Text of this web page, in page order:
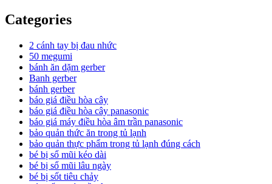
Categories
2 cánh tay bị đau nhức
50 megumi
bánh ăn dặm gerber
Banh gerber
bánh gerber
báo giá điều hòa cây
báo giá điều hòa cây panasonic
báo giá máy điều hòa âm trần panasonic
bảo quản thức ăn trong tủ lạnh
bảo quản thực phẩm trong tủ lạnh đúng cách
bé bị sổ mũi kéo dài
bé bị sổ mũi lâu ngày
bé bị sốt tiêu chảy